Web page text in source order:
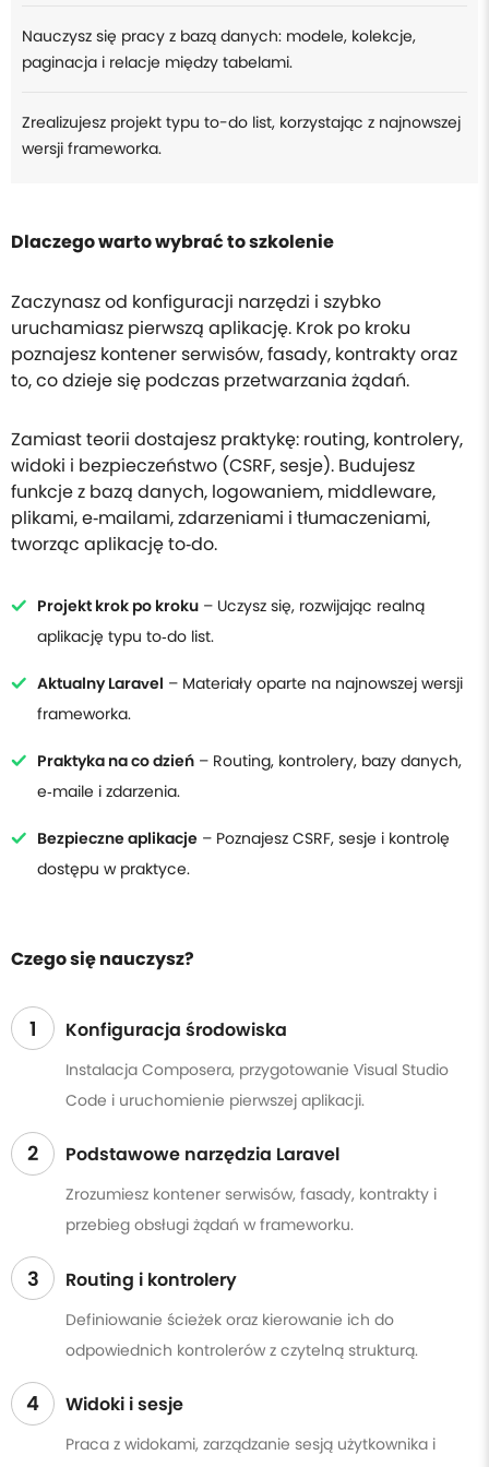
Nauczysz się pracy z bazą danych: modele, kolekcje,
paginacja i relacje między tabelami.
Zrealizujesz projekt typu to-do list, korzystając z najnowszej
wersji frameworka.
Dlaczego warto wybrać to szkolenie
Zaczynasz od konfiguracji narzędzi i szybko
uruchamiasz pierwszą aplikację. Krok po kroku
poznajesz kontener serwisów, fasady, kontrakty oraz
to, co dzieje się podczas przetwarzania żądań.
Zamiast teorii dostajesz praktykę: routing, kontrolery,
widoki i bezpieczeństwo (CSRF, sesje). Budujesz
funkcje z bazą danych, logowaniem, middleware,
plikami, e‑mailami, zdarzeniami i tłumaczeniami,
tworząc aplikację to‑do.
Projekt krok po kroku – Uczysz się, rozwijając realną
aplikację typu to‑do list.
Aktualny Laravel – Materiały oparte na najnowszej wersji
frameworka.
Praktyka na co dzień – Routing, kontrolery, bazy danych,
e‑maile i zdarzenia.
Bezpieczne aplikacje – Poznajesz CSRF, sesje i kontrolę
dostępu w praktyce.
Czego się nauczysz?
1 Konfiguracja środowiska
Instalacja Composera, przygotowanie Visual Studio
Code i uruchomienie pierwszej aplikacji.
2 Podstawowe narzędzia Laravel
Zrozumiesz kontener serwisów, fasady, kontrakty i
przebieg obsługi żądań w frameworku.
3 Routing i kontrolery
Definiowanie ścieżek oraz kierowanie ich do
odpowiednich kontrolerów z czytelną strukturą.
4 Widoki i sesje
Praca z widokami, zarządzanie sesją użytkownika i